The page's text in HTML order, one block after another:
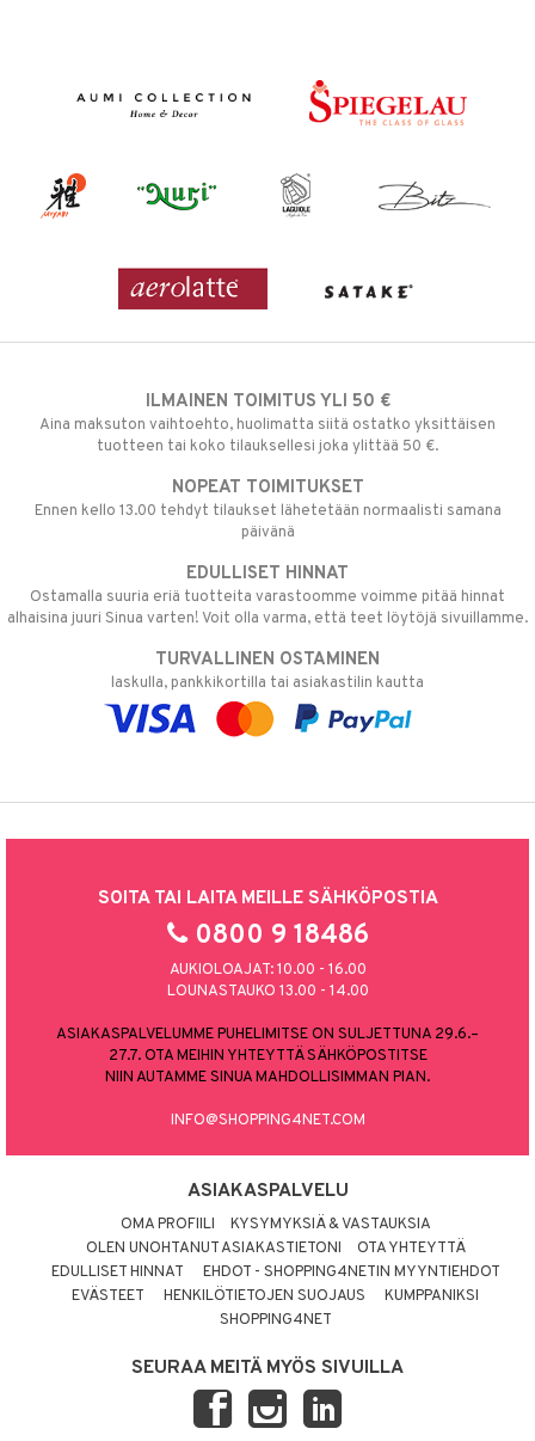
ILMAINEN TOIMITUS YLI 50 €
Aina maksuton vaihtoehto, huolimatta siitä ostatko yksittäisen
tuotteen tai koko tilauksellesi joka ylittää 50 €.
NOPEAT TOIMITUKSET
Ennen kello 13.00 tehdyt tilaukset lähetetään normaalisti samana
päivänä
EDULLISET HINNAT
Ostamalla suuria eriä tuotteita varastoomme voimme pitää hinnat
alhaisina juuri Sinua varten! Voit olla varma, että teet löytöjä sivuillamme.
TURVALLINEN OSTAMINEN
laskulla, pankkikortilla tai asiakastilin kautta
SOITA TAI LAITA MEILLE SÄHKÖPOSTIA
0800 9 18486
AUKIOLOAJAT: 10.00 - 16.00
LOUNASTAUKO 13.00 - 14.00
ASIAKASPALVELUMME PUHELIMITSE ON SULJETTUNA 29.6.–
27.7. OTA MEIHIN YHTEYTTÄ SÄHKÖPOSTITSE
NIIN AUTAMME SINUA MAHDOLLISIMMAN PIAN.
INFO@SHOPPING4NET.COM
ASIAKASPALVELU
OMA PROFIILI
KYSYMYKSIÄ & VASTAUKSIA
OLEN UNOHTANUT ASIAKASTIETONI
OTA YHTEYTTÄ
EDULLISET HINNAT
EHDOT - SHOPPING4NETIN MYYNTIEHDOT
EVÄSTEET
HENKILÖTIETOJEN SUOJAUS
KUMPPANIKSI
SHOPPING4NET
SEURAA MEITÄ MYÖS SIVUILLA